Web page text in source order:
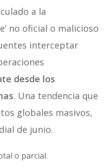
a la
no oficial o malicioso
interceptar
desde los
. Una tendencia que
globales masivos,
de junio.
o parcial.